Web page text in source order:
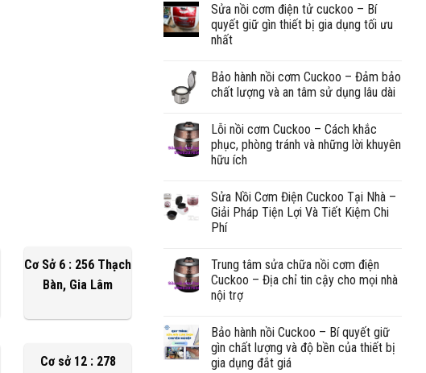
Cơ Sở 6 : 256 Thạch
Bàn, Gia Lâm
Cơ sở 12 : 278
Sửa nồi cơm điện tử cuckoo – Bí
quyết giữ gìn thiết bị gia dụng tối ưu
nhất
Bảo hành nồi cơm Cuckoo – Đảm bảo
chất lượng và an tâm sử dụng lâu dài
Lỗi nồi cơm Cuckoo – Cách khắc
phục, phòng tránh và những lời khuyên
hữu ích
Sửa Nồi Cơm Điện Cuckoo Tại Nhà –
Giải Pháp Tiện Lợi Và Tiết Kiệm Chi
Phí
Trung tâm sửa chữa nồi cơm điện
Cuckoo – Địa chỉ tin cậy cho mọi nhà
nội trợ
Bảo hành nồi Cuckoo – Bí quyết giữ
gìn chất lượng và độ bền của thiết bị
gia dụng đắt giá